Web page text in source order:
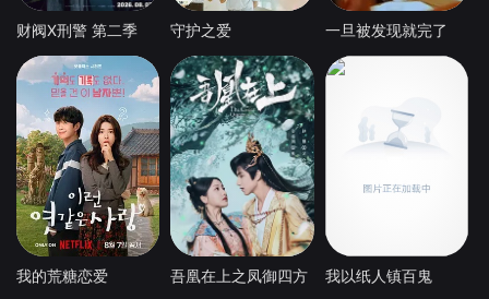
财阀X刑警 第二季 守护之爱 一旦被发现就完了
我的荒糖恋爱 吾凰在上之凤御四方 我以纸人镇百鬼